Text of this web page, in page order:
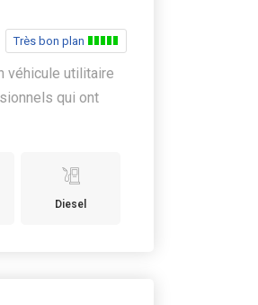
Très bon plan
véhicule utilitaire
qui ont
Diesel